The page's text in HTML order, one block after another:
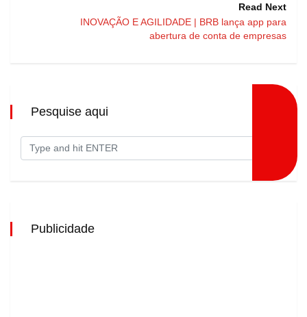
Read Next
INOVAÇÃO E AGILIDADE | BRB lança app para
abertura de conta de empresas
Pesquise aqui
Publicidade